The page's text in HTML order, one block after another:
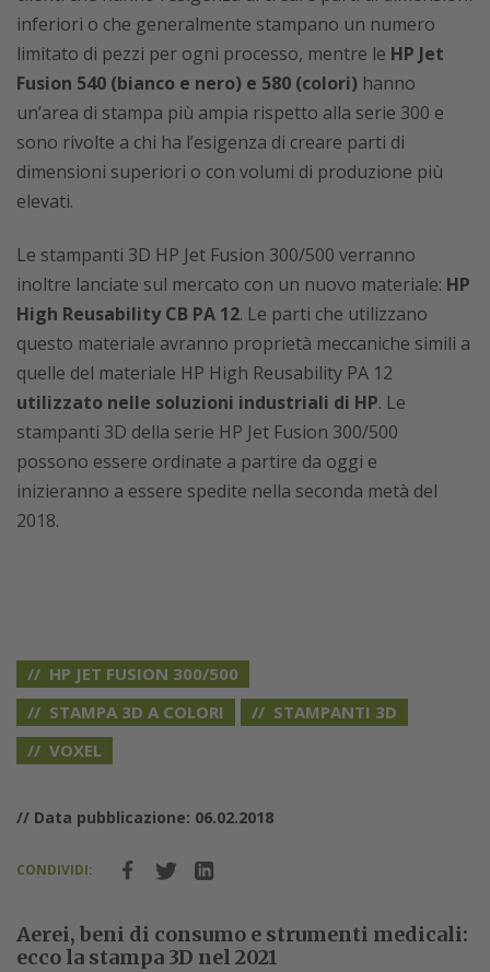
inferiori o che generalmente stampano un numero
limitato di pezzi per ogni processo, mentre le HP Jet
Fusion 540 (bianco e nero) e 580 (colori) hanno
un’area di stampa più ampia rispetto alla serie 300 e
sono rivolte a chi ha l’esigenza di creare parti di
dimensioni superiori o con volumi di produzione più
elevati.
Le stampanti 3D HP Jet Fusion 300/500 verranno
inoltre lanciate sul mercato con un nuovo materiale: HP
High Reusability CB PA 12. Le parti che utilizzano
questo materiale avranno proprietà meccaniche simili a
quelle del materiale HP High Reusability PA 12
utilizzato nelle soluzioni industriali di HP. Le
stampanti 3D della serie HP Jet Fusion 300/500
possono essere ordinate a partire da oggi e
inizieranno a essere spedite nella seconda metà del
2018.
HP JET FUSION 300/500
STAMPA 3D A COLORI
STAMPANTI 3D
VOXEL
// Data pubblicazione: 06.02.2018
CONDIVIDI:
Aerei, beni di consumo e strumenti medicali:
ecco la stampa 3D nel 2021